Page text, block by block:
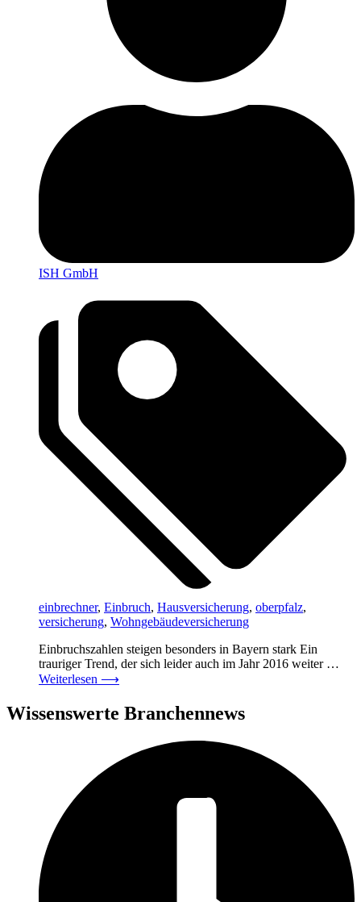
ISH GmbH
einbrechner, Einbruch, Hausversicherung, oberpfalz,
versicherung, Wohngebäudeversicherung
Einbruchszahlen steigen besonders in Bayern stark Ein
trauriger Trend, der sich leider auch im Jahr 2016 weiter …
Weiterlesen ⟶
Wissenswerte Branchennews